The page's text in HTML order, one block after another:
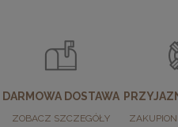
DARMOWA DOSTAWA
ZOBACZ SZCZEGÓŁY